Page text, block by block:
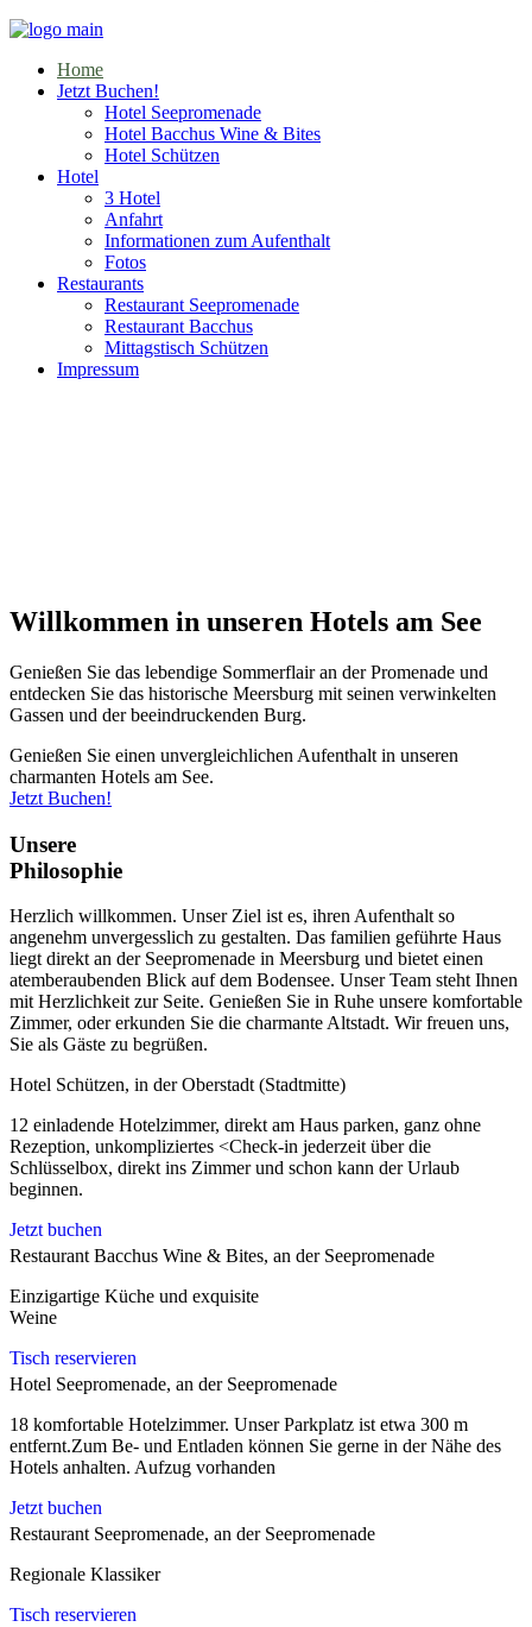
Home
Jetzt Buchen!
Hotel Seepromenade
Hotel Bacchus Wine & Bites
Hotel Schützen
Hotel
3 Hotel
Anfahrt
Informationen zum Aufenthalt
Fotos
Restaurants
Restaurant Seepromenade
Restaurant Bacchus
Mittagstisch Schützen
Impressum
Willkommen in unseren Hotels am See
Genießen Sie das lebendige Sommerflair an der Promenade und
entdecken Sie das historische Meersburg mit seinen verwinkelten
Gassen und der beeindruckenden Burg.
Genießen Sie einen unvergleichlichen Aufenthalt in unseren
charmanten Hotels am See.
Jetzt Buchen!
Unsere
Philosophie
Herzlich willkommen. Unser Ziel ist es, ihren Aufenthalt so
angenehm unvergesslich zu gestalten. Das familien geführte Haus
liegt direkt an der Seepromenade in Meersburg und bietet einen
atemberaubenden Blick auf dem Bodensee. Unser Team steht Ihnen
mit Herzlichkeit zur Seite. Genießen Sie in Ruhe unsere komfortable
Zimmer, oder erkunden Sie die charmante Altstadt. Wir freuen uns,
Sie als Gäste zu begrüßen.
Hotel Schützen, in der Oberstadt (Stadtmitte)
12 einladende Hotelzimmer, direkt am Haus parken, ganz ohne
Rezeption, unkompliziertes <Check-in jederzeit über die
Schlüsselbox, direkt ins Zimmer und schon kann der Urlaub
beginnen.
Jetzt buchen
Restaurant Bacchus Wine & Bites, an der Seepromenade
Einzigartige Küche und exquisite
Weine
Tisch reservieren
Hotel Seepromenade, an der Seepromenade
18 komfortable Hotelzimmer. Unser Parkplatz ist etwa 300 m
entfernt.Zum Be- und Entladen können Sie gerne in der Nähe des
Hotels anhalten. Aufzug vorhanden
Jetzt buchen
Restaurant Seepromenade, an der Seepromenade
Regionale Klassiker
Tisch reservieren